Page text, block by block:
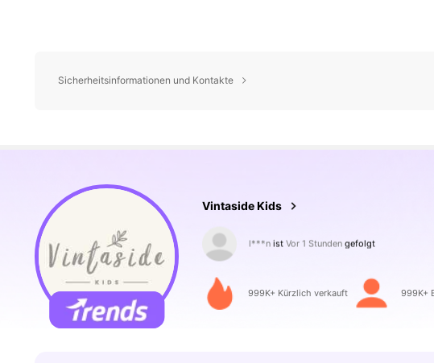
Sicherheitsinformationen und Kontakte
Vintaside Kids
t***e ist am Durchsuchen
999K+ Kürzlich verkauft 999K+